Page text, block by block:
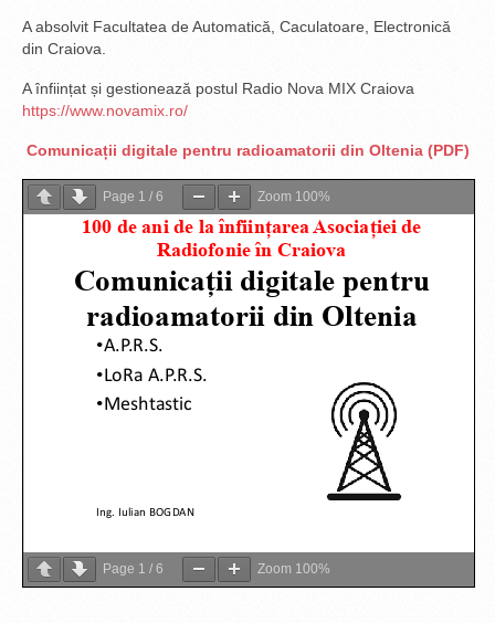
A absolvit Facultatea de Automatică, Caculatoare, Electronică
din Craiova.
A înființat și gestionează postul Radio Nova MIX Craiova
https://www.novamix.ro/
Comunicații digitale pentru radioamatorii din Oltenia (PDF)
Page 1 / 6 Zoom 100%
Page 1 / 6 Zoom 100%